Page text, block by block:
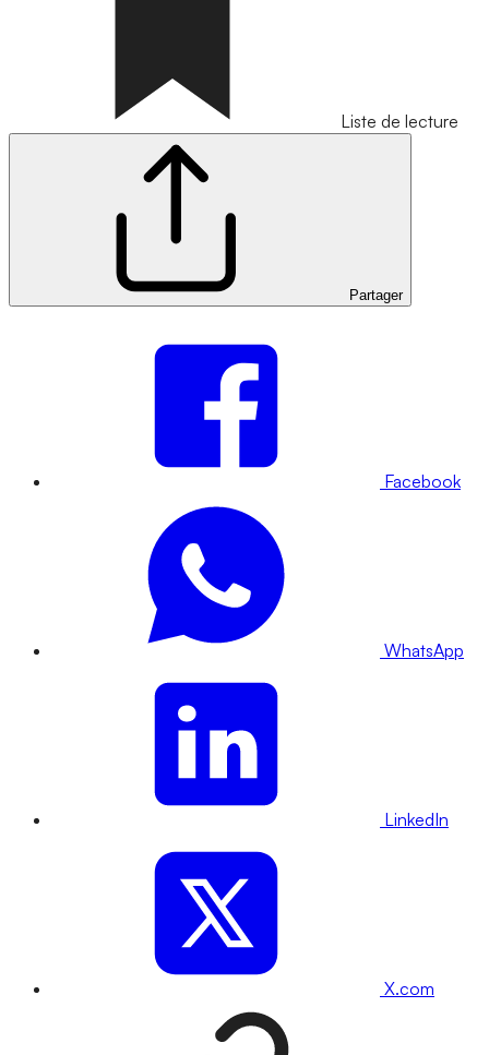
Liste de lecture
Partager
Facebook
WhatsApp
LinkedIn
X.com